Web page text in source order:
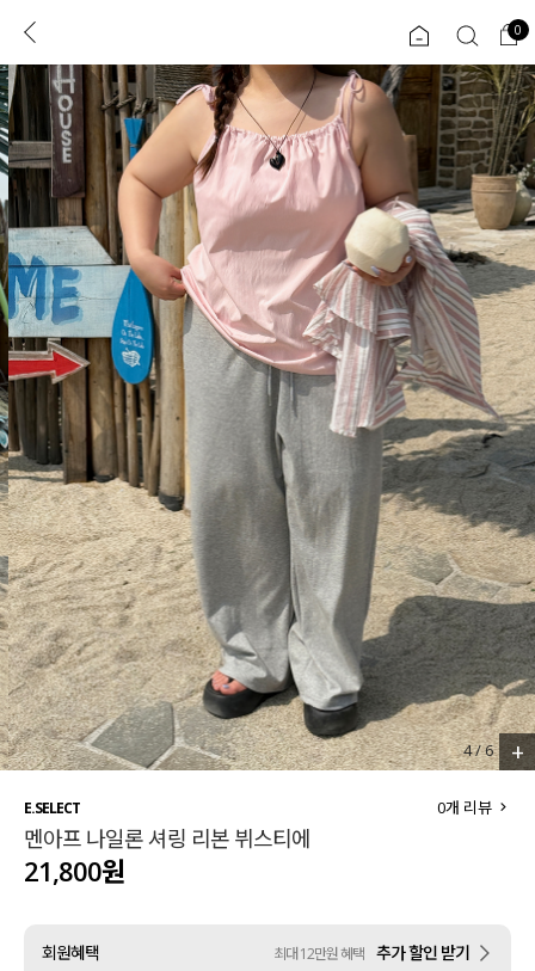
로그인 0
ENG
JP
콘텐츠 리뷰 & 혜택 플러스핏 회원혜택 입
CATEGORY COMMUNITY
도착보장⚡
인플루언서 pick!
신상 5%
베스트
MADE
세트할인 ~30%
하객룩
살안타템
110사이즈
티셔츠
셔츠
ALL
익스클루시브
아우터
티셔츠
니트
블라우스
원피스
팬츠
스커트
언더웨어
0
4/6 +
E.SELECT
멘아프 나일론 셔링 리본 뷔스티에
0개 리뷰
21,800원
회원혜택 최대 12만원 혜택 추가 할인 받기